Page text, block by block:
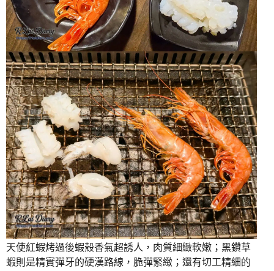
天使紅蝦烤過後蝦殼香氣超誘人，肉質細緻軟嫩；黑鑽草
蝦則是精實彈牙的硬漢路線，脆彈緊緻；還有切工精細的